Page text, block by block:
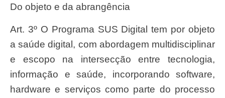
Do objeto e da abrangência
Art. 3º O Programa SUS Digital tem por objeto
a saúde digital, com abordagem multidisciplinar
e escopo na intersecção entre tecnologia,
informação e saúde, incorporando software,
hardware e serviços como parte do processo